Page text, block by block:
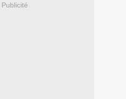
Publicité